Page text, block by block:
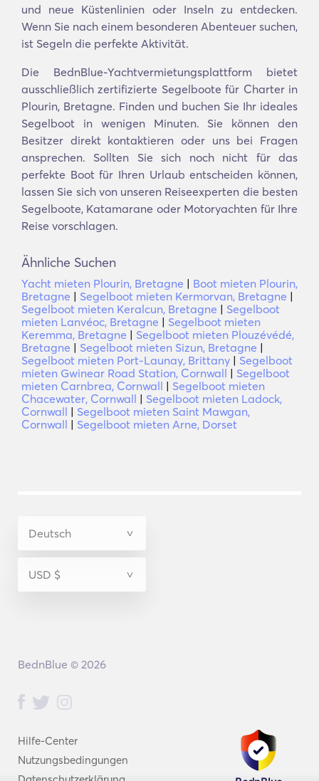
und neue Küstenlinien oder Inseln zu entdecken.
Wenn Sie nach einem besonderen Abenteuer suchen,
ist Segeln die perfekte Aktivität.
Die BednBlue-Yachtvermietungsplattform bietet
ausschließlich zertifizierte Segelboote für Charter in
Plourin, Bretagne. Finden und buchen Sie Ihr ideales
Segelboot in wenigen Minuten. Sie können den
Besitzer direkt kontaktieren oder uns bei Fragen
ansprechen. Sollten Sie sich noch nicht für das
perfekte Boot für Ihren Urlaub entscheiden können,
lassen Sie sich von unseren Reiseexperten die besten
Segelboote, Katamarane oder Motoryachten für Ihre
Reise vorschlagen.
Ähnliche Suchen
Yacht mieten Plourin, Bretagne | Boot mieten Plourin,
Bretagne | Segelboot mieten Kermorvan, Bretagne |
Segelboot mieten Keralcun, Bretagne | Segelboot
mieten Lanvéoc, Bretagne | Segelboot mieten
Keremma, Bretagne | Segelboot mieten Plouzévédé,
Bretagne | Segelboot mieten Sizun, Bretagne |
Segelboot mieten Port-Launay, Brittany | Segelboot
mieten Gwinear Road Station, Cornwall | Segelboot
mieten Carnbrea, Cornwall | Segelboot mieten
Chacewater, Cornwall | Segelboot mieten Ladock,
Cornwall | Segelboot mieten Saint Mawgan,
Cornwall | Segelboot mieten Arne, Dorset
Hilfe-Center
Nutzungsbedingungen
BednBlue © 2026